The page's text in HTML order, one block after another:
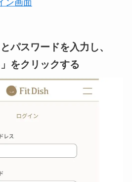
ン画面
パスワードを入力し、
をクリックする